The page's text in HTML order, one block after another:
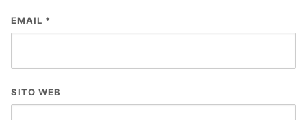
EMAIL *
SITO WEB